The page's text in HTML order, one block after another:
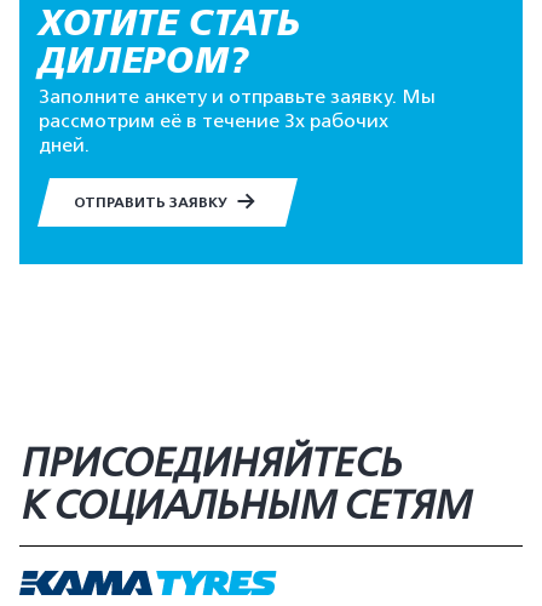
ХОТИТЕ СТАТЬ
ДИЛЕРОМ?
Заполните анкету и отправьте заявку. Мы
рассмотрим её в течение 3х рабочих
дней.
ОТПРАВИТЬ ЗАЯВКУ
ПРИСОЕДИНЯЙТЕСЬ
К СОЦИАЛЬНЫМ СЕТЯМ